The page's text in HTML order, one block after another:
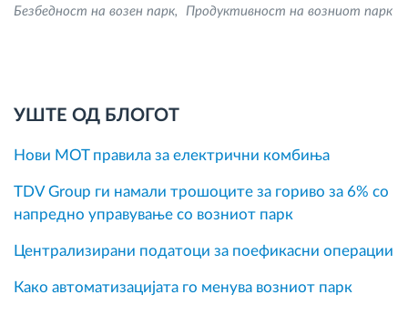
Безбедност на возен парк
Продуктивност на возниот парк
УШТЕ ОД БЛОГОТ
Нови MOT правила за електрични комбиња
TDV Group ги намали трошоците за гориво за 6% со
напредно управување со возниот парк
Централизирани податоци за поефикасни операции
Како автоматизацијата го менува возниот парк